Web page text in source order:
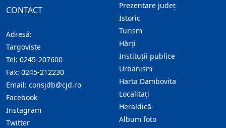
CONTACT
Adresă:
Targoviste
Tel: 0245-207600
Fax: 0245-212230
Email: consjdb@cjd.ro
Facebook
Instagram
Twitter
Prezentare judeţ
Istoric
Turism
Hărţi
Instituţii publice
Urbanism
Harta Dambovita
Localitaţi
Heraldică
Album foto